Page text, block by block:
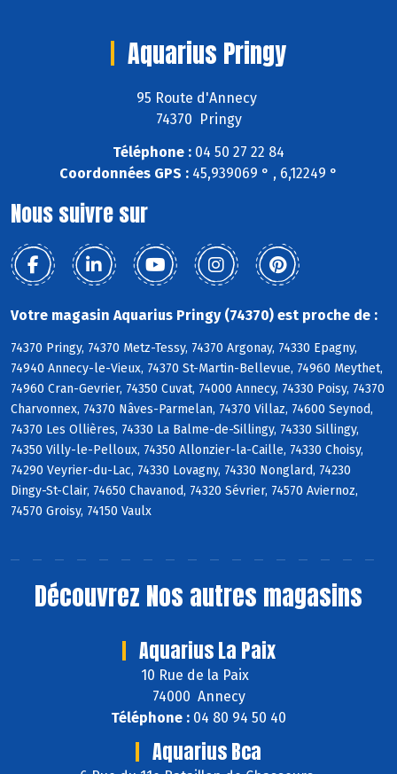
Aquarius Pringy
95 Route d'Annecy
74370 Pringy
Téléphone : 04 50 27 22 84
Coordonnées GPS : 45,939069 ° , 6,12249 °
Nous suivre sur
Votre magasin Aquarius Pringy (74370) est proche de :
74370 Pringy, 74370 Metz-Tessy, 74370 Argonay, 74330 Epagny,
74940 Annecy-le-Vieux, 74370 St-Martin-Bellevue, 74960 Meythet,
74960 Cran-Gevrier, 74350 Cuvat, 74000 Annecy, 74330 Poisy, 74370
Charvonnex, 74370 Nâves-Parmelan, 74370 Villaz, 74600 Seynod,
74370 Les Ollières, 74330 La Balme-de-Sillingy, 74330 Sillingy,
74350 Villy-le-Pelloux, 74350 Allonzier-la-Caille, 74330 Choisy,
74290 Veyrier-du-Lac, 74330 Lovagny, 74330 Nonglard, 74230
Dingy-St-Clair, 74650 Chavanod, 74320 Sévrier, 74570 Aviernoz,
74570 Groisy, 74150 Vaulx
Découvrez Nos autres magasins
Aquarius La Paix
10 Rue de la Paix
74000 Annecy
Téléphone : 04 80 94 50 40
Aquarius Bca